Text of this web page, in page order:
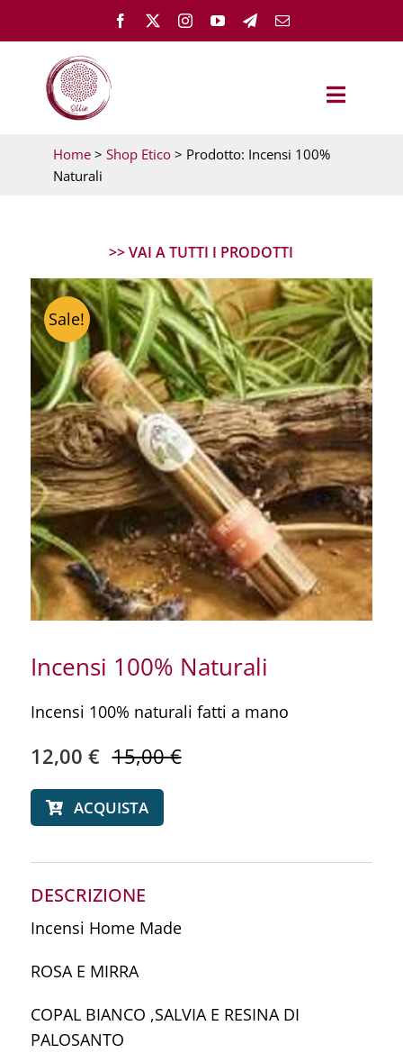
al
contenuto
Toggle
OLLÌN
GUARIGIONE EMOTIVA
MEMH ACADEMY
FEMMINILE ESSENZIALE
RISORSE GRATUITE
SHOP
IL MIO ACCOUNT
Home >Shop Etico > Prodotto: Incensi 100%
Naturali
>> VAI A TUTTI I PRODOTTI
Sale!
Incensi 100% Naturali
Incensi 100% naturali fatti a mano
15,00€Il
12,00 €
Il
ACQUISTA
DESCRIZIONE
Incensi Home Made
ROSA E MIRRA
COPAL BIANCO ,SALVIA E RESINA DI
PALOSANTO